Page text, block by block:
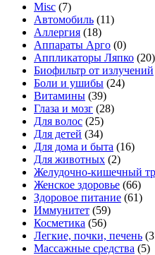
Misc (7)
Автомобиль (11)
Аллергия (18)
Аппараты Арго (0)
Аппликаторы Ляпко (20)
Биофильтр от излучений
Боли и ушибы (24)
Витамины (39)
Глаза и мозг (28)
Для волос (25)
Для детей (34)
Для дома и быта (16)
Для животных (2)
Желудочно-кишечный
Женское здоровье (66)
Здоровое питание (61)
Иммунитет (59)
Косметика (56)
Легкие, почки, печень
Массажные средства (5)